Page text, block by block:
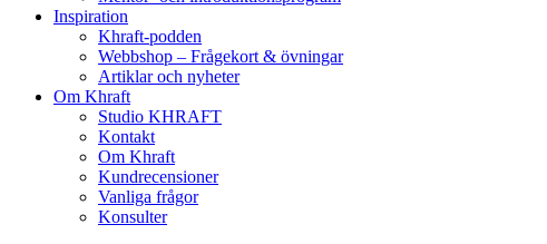
Inspiration
Khraft-podden
Webbshop – Frågekort & övningar
Artiklar och nyheter
Om Khraft
Studio KHRAFT
Kontakt
Om Khraft
Kundrecensioner
Vanliga frågor
Konsulter